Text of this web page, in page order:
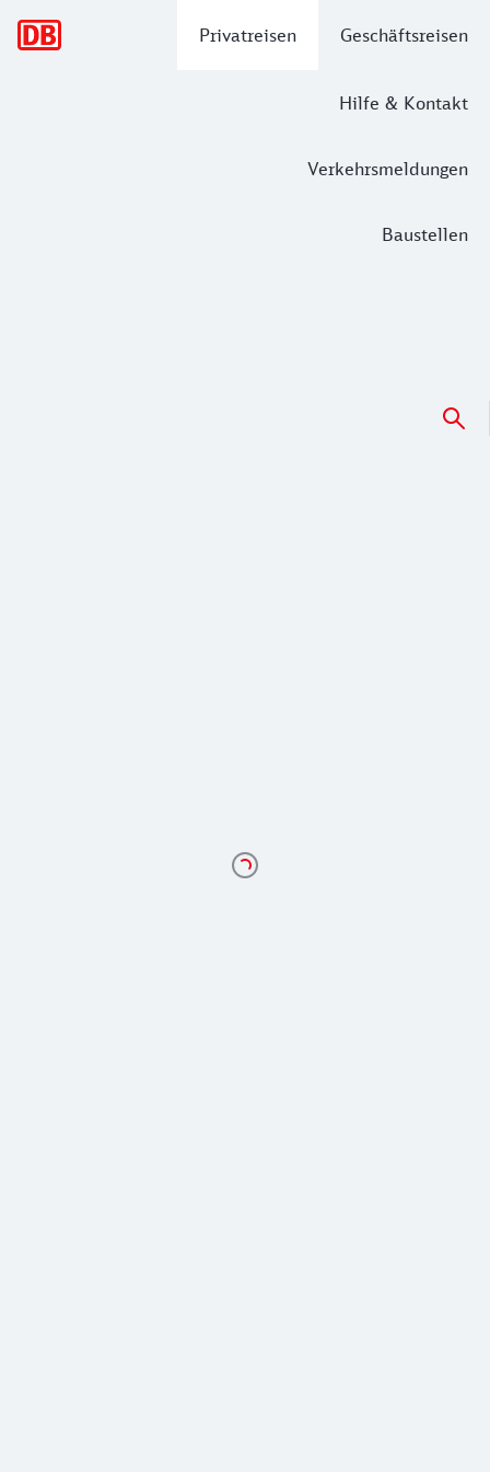
Privatreisen Geschäftsreisen
Hilfe & Kontakt
Verkehrsmeldungen
Baustellen